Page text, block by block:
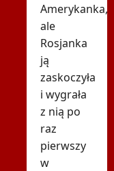
Amerykanka,
ale
Rosjanka
ją
zaskoczyła
i wygrała
z nią po
raz
pierwszy
w